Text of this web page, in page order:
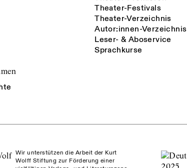
Theater-Festivals
Theater-Verzeichnis
Autor:innen-Verzeichnis
Leser- & Aboservice
Sprachkurse
Wir unterstützen die Arbeit der Kurt
Wolff Stiftung zur Förderung einer